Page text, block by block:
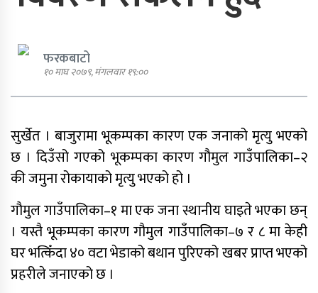
पार्टी शुद्धीकरण र पुनर्गठनका लागि
एमालेले प्रदेशबाट सुझाव सङ्कलन थाल्यो
पूर्व गृहमन्त्री गुरुङमाथि छानबिन गर्न
गठित समितिले प्रतिवेदन सरकारलाई
फरकबाटो
१० माघ २०७९, मंगलवार १९:००
सुर्खेत । बाजुरामा भूकम्पका कारण एक जनाको मृत्यु भएको
छ । दिउँसो गएको भूकम्पका कारण गौमुल गाउँपालिका–२
की जमुना रोकायाको मृत्यु भएको हो ।
गौमुल गाउँपालिका–१ मा एक जना स्थानीय घाइते भएका छन्
। यस्तै भूकम्पका कारण गौमुल गाउँपालिका–७ र ८ मा केही
घर भत्किँदा ४० वटा भेडाको बथान पुरिएको खबर प्राप्त भएको
प्रहरीले जनाएको छ ।